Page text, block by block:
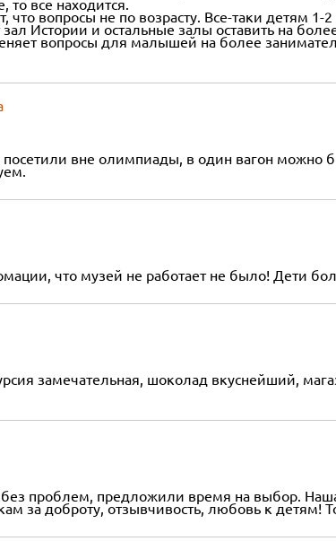
то все находится.
вопросы не по возрасту. Все-таки детям 1-
Истории и остальные залы оставить на
вопросы для малышей на более
вне олимпиады, в один вагон можно
что музей не работает не было! Дети
замечательная, шоколад вкуснейший,
проблем, предложили время на выбор.
за доброту, отзывчивость, любовь к детям!